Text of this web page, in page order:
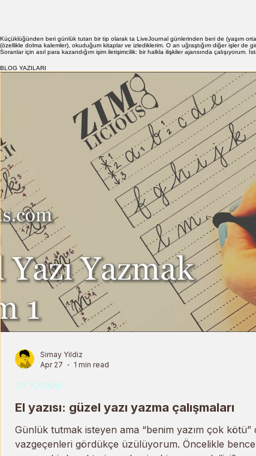
Küçüklüğünden beri günlük tutan bir tip olarak ta LiveJournal günlerinden beri de (yaşım
(özellikle dolma kalemler), okuduğum kitaplar ve izlediklerim. O an uğraştığım diğer işler de
Soranlar için asıl para kazandığım işim iletişimcilik: bir halkla ilişkiler ajansında
BLOG YAZILARI
El yazısı: güzel yazı yazma çalışmaları
Günlük tutmak isteyen ama “benim yazım çok kötü”
vazgeçenleri gördükçe üzülüyorum. Öncelikle bence
DIY KAYNAK
Simay Yildiz
Apr 27
1 min read